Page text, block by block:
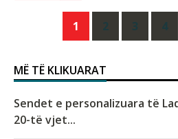
navigation
1 2 3 4
MË TË KLIKUARAT
Sendet e personalizuara të
20-të vjet...